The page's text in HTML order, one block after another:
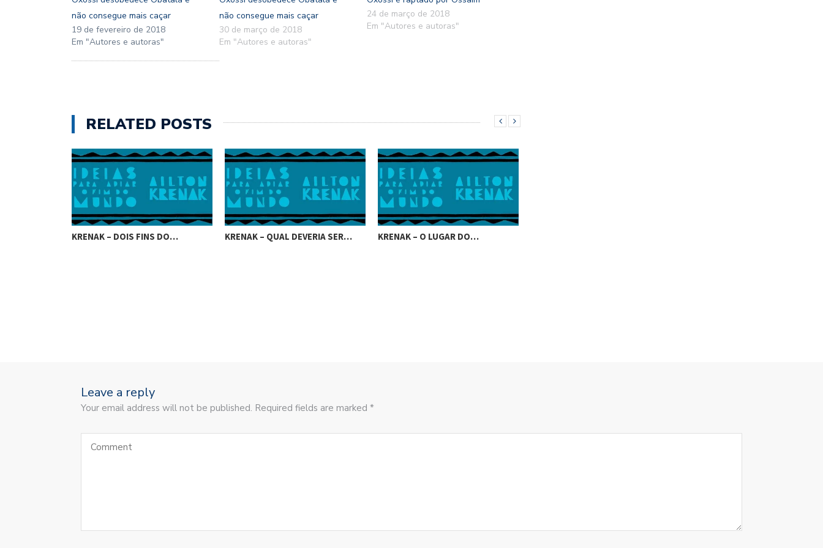
não consegue mais caçar
19 de fevereiro de 2018
Em "Autores e autoras"
não consegue mais caçar
30 de março de 2018
Em "Autores e autoras"
24 de março de 2018
Em "Autores e autoras"
RELATED POSTS
KRENAK – DOIS FINS DO… KRENAK – QUAL DEVERIA SER… KRENAK – O LUGAR DO…
Leave a reply
Your email address will not be published. Required fields are marked *